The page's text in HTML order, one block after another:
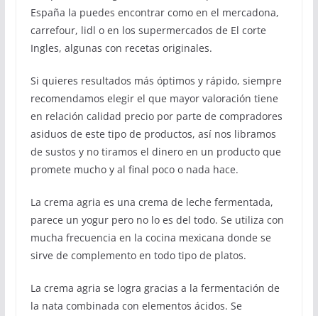
España la puedes encontrar como en el mercadona,
carrefour, lidl o en los supermercados de El corte
Ingles, algunas con recetas originales.
Si quieres resultados más óptimos y rápido, siempre
recomendamos elegir el que mayor valoración tiene
en relación calidad precio por parte de compradores
asiduos de este tipo de productos, así nos libramos
de sustos y no tiramos el dinero en un producto que
promete mucho y al final poco o nada hace.
La crema agria es una crema de leche fermentada,
parece un yogur pero no lo es del todo. Se utiliza con
mucha frecuencia en la cocina mexicana donde se
sirve de complemento en todo tipo de platos.
La crema agria se logra gracias a la fermentación de
la nata combinada con elementos ácidos. Se